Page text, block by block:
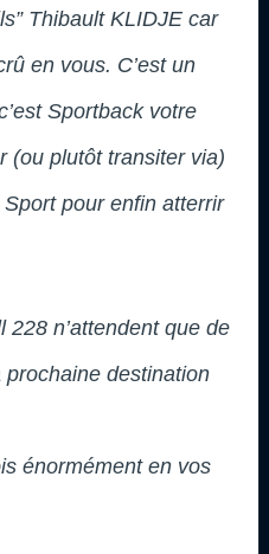
Thibault KLIDJE car
en vous. C’est un
Sportback votre
(ou plutôt transiter via)
pour enfin atterrir
228 n’attendent que de
destination
énormément en vos